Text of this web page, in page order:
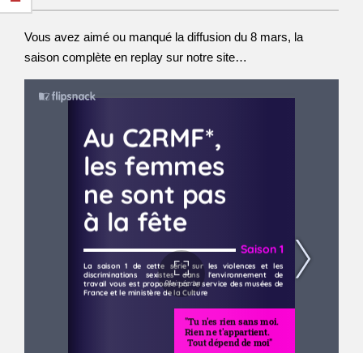
Vous avez aimé ou manqué la diffusion du 8 mars, la
saison complète en replay sur notre site…